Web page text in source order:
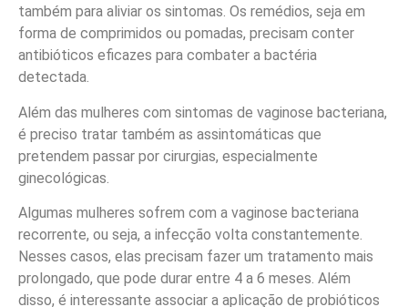
também para aliviar os sintomas. Os remédios, seja em
forma de comprimidos ou pomadas, precisam conter
antibióticos eficazes para combater a bactéria
detectada.
Além das mulheres com sintomas de vaginose bacteriana,
é preciso tratar também as assintomáticas que
pretendem passar por cirurgias, especialmente
ginecológicas.
Algumas mulheres sofrem com a vaginose bacteriana
recorrente, ou seja, a infecção volta constantemente.
Nesses casos, elas precisam fazer um tratamento mais
prolongado, que pode durar entre 4 a 6 meses. Além
disso, é interessante associar a aplicação de probióticos